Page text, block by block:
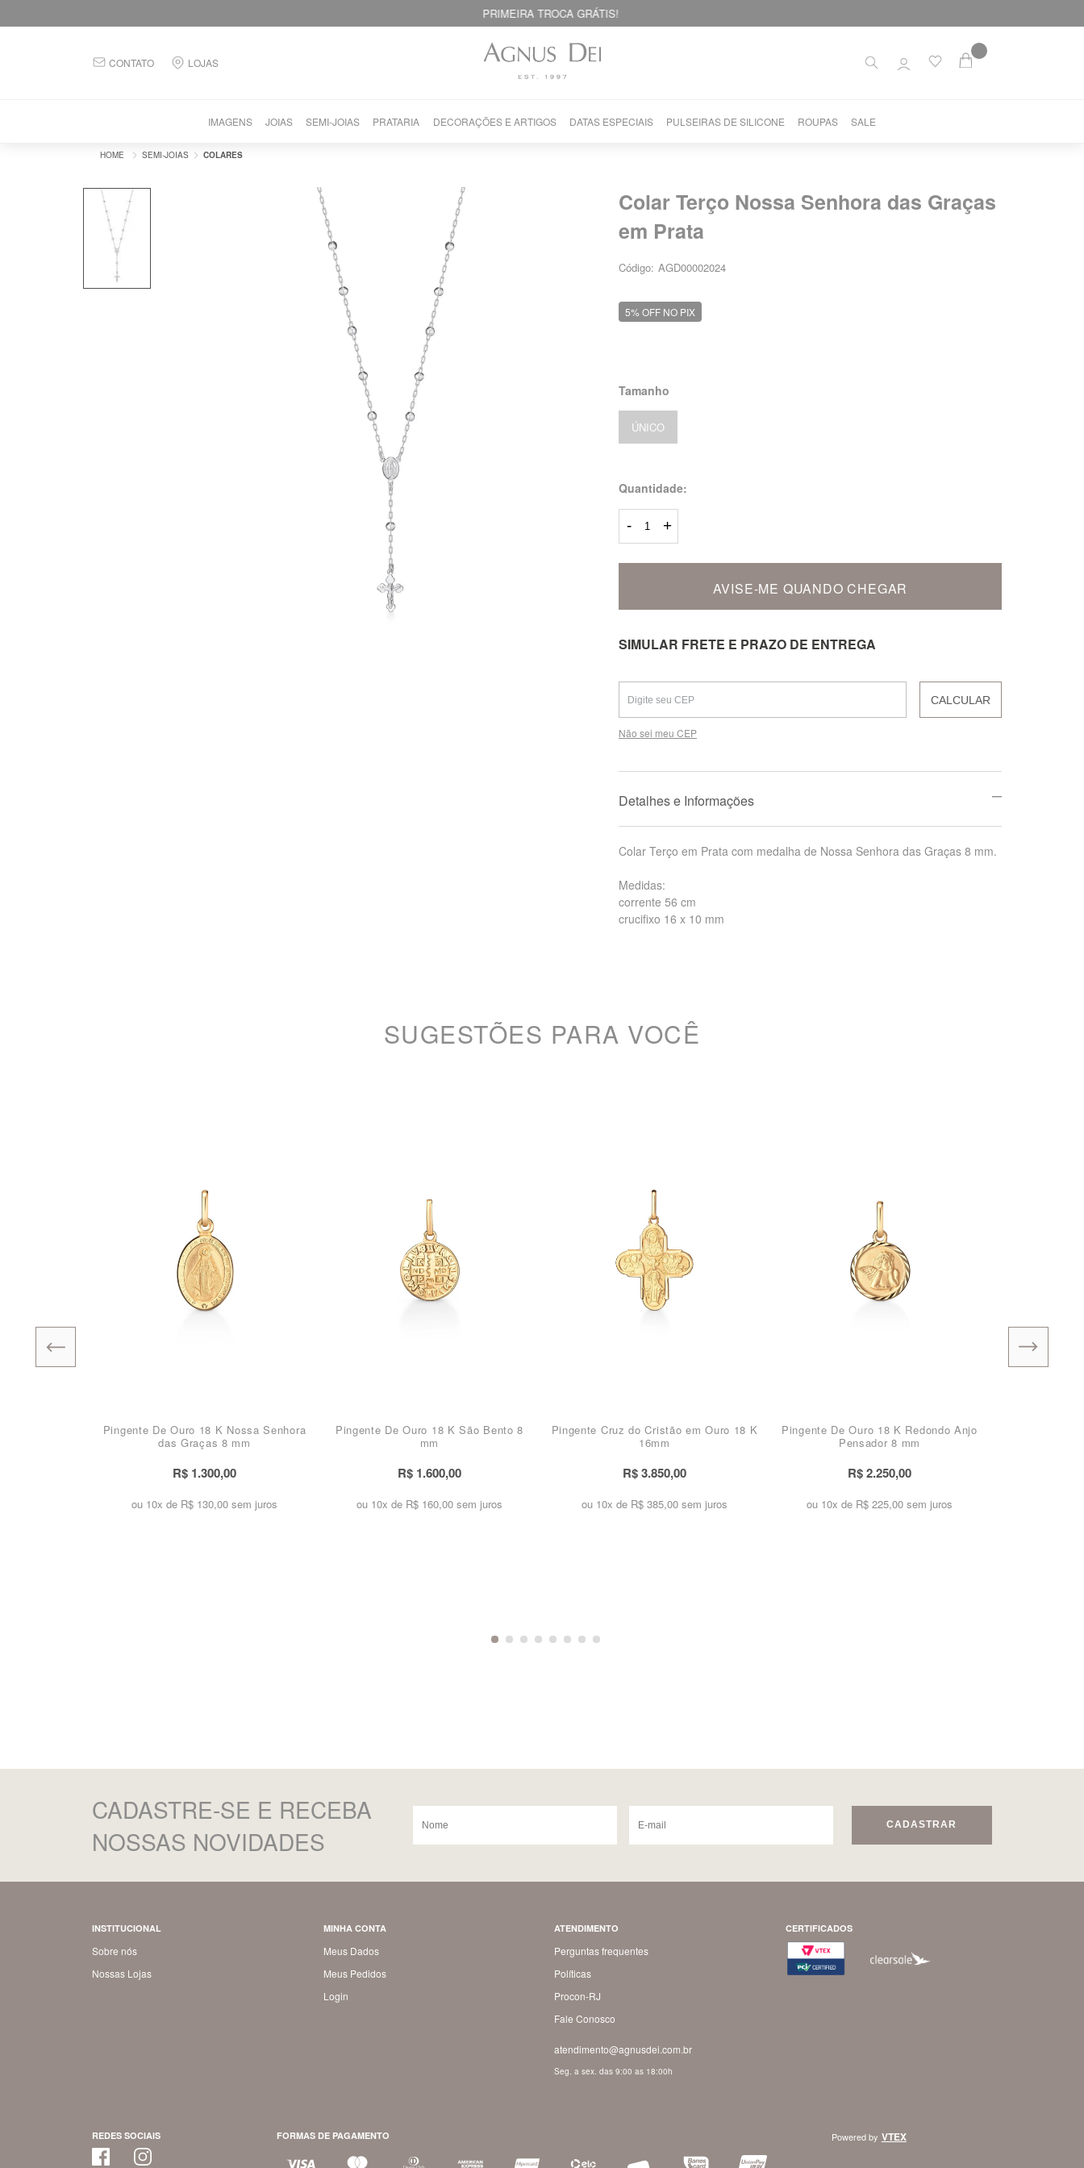
PRIMEIRA TROCA GRÁTIS!
CONTATO LOJAS
IMAGENS JOIAS SEMI-JOIAS PRATARIA DECORAÇÕES E ARTIGOS DATAS ESPECIAIS PULSEIRAS DE SILICONE ROUPAS SALE
SEMI-JOIAS COLARES
Colar Terço Nossa Senhora das Graças
em Prata
Código: AGD00002024
5% OFF NO PIX
Tamanho
ÚNICO
Quantidade:
- +
AVISE-ME QUANDO CHEGAR
SIMULAR FRETE E PRAZO DE ENTREGA
CALCULAR
Não sei meu CEP
Detalhes e Informações
Colar Terço em Prata com medalha de Nossa Senhora das Graças 8 mm.
Medidas:
corrente 56 cm
crucifixo 16 x 10 mm
SUGESTÕES PARA VOCÊ
Pingente De Ouro 18 K Nossa Senhora
das Graças 8 mm
R$ 1.300,00
ou 10x de R$ 130,00 sem juros
Pingente De Ouro 18 K São Bento 8
mm
R$ 1.600,00
ou 10x de R$ 160,00 sem juros
Pingente Cruz do Cristão em Ouro 18 K
16mm
R$ 3.850,00
ou 10x de R$ 385,00 sem juros
Pingente De Ouro 18 K Redondo Anjo
Pensador 8 mm
R$ 2.250,00
ou 10x de R$ 225,00 sem juros
CADASTRE-SE E RECEBA
NOSSAS NOVIDADES
CADASTRAR
INSTITUCIONAL
Sobre nós
Nossas Lojas
MINHA CONTA
Meus Dados
Meus Pedidos
Login
ATENDIMENTO
Perguntas frequentes
Políticas
Procon-RJ
Fale Conosco
atendimento@agnusdei.com.br
Seg. a sex. das 9:00 as 18:00h
CERTIFICADOS
REDES SOCIAIS FORMAS DE PAGAMENTO Powered by VTEX